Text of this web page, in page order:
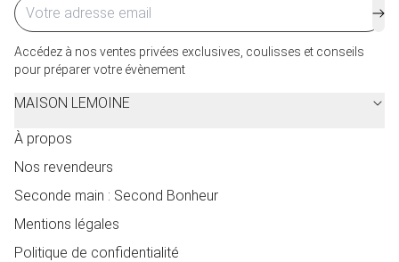
Accédez à nos ventes privées exclusives, coulisses et conseils
pour préparer votre évènement
MAISON LEMOINE
À propos
Nos revendeurs
Seconde main : Second Bonheur
Mentions légales
Politique de confidentialité